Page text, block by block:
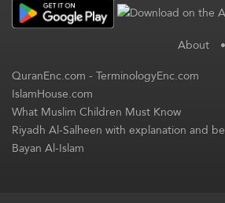
About •
QuranEnc.com-TerminologyEnc.com
IslamHouse.com
What Muslim Children Must Know
Riyadh Al-Salheen with explanation and
Bayan Al-Islam